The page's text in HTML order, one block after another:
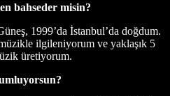
bahseder misin?
1999’da İstanbul’da doğdum.
ilgileniyorum ve yaklaşık 5
üretiyorum.